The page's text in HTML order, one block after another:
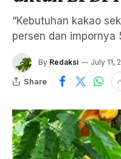
“Kebutuhan kakao
persen dan impornya
By Redaksi July 11,
Share